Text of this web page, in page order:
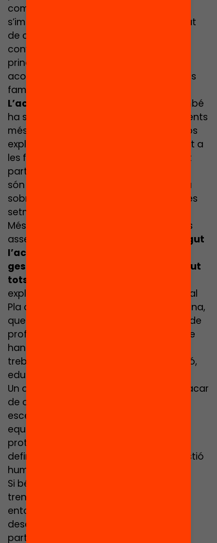
comunicació unidireccional. Poc
s’imaginava l’equip directiu que a meitat
de curs haurien de flexibilitzar l’eina per
convertir-la en el mitjà de comunicació
principal amb famílies i alumnat,
aconseguint arribar al 99% de les unitats
familiars de l’escola.
L’acompanyament a les famílies
també
ha sigut uns dels aspectes que els docents
més han prioritzat. En el seu cas, Xavi Ros
explicava que al seu centre han implicat a
les famílies fins al punt que han omplert
part del butlletí de l’informe final, ja que
són elles les que han pogut estar més a
sobre de l’evolució dels seus fills i filles les
setmanes de confinament.
Més enllà de l’aprenentatge els docents
assenyalen
la importància que ha tingut
l’acompanyament emocional per
gestionar els processos que hem viscut
tots plegats com a societat.
explicava en aquest sentit que gràcies al
Pla de Barris de l’Ajuntament de Barcelona,
que afecta el seu centre, han disposat de
professionals de diverses disciplines que
han facilitat molt aquesta orientació:
treballadors socials, tècnics d’integració,
educació emocional, etc.
Un altre dels aspectes que Ros va destacar
de cara a tenir en compte pels nous
escenaris és l’organització del mateix
equip, la gestió de la informació, els
protocols de presa de decisions, la
definició de rols, etc. En definitiva, la gestió
humana dels equips docents.
Si bé aquest confinament ha servit per
trencar resistències d’alguns mestres a
entomar instruments digitals per
desenvolupar el currículum, tots els
participants al webinar insistien en